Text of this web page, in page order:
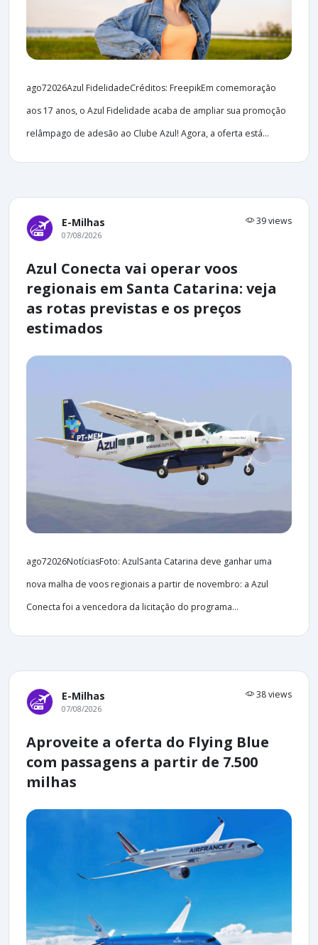
ago72026Azul FidelidadeCréditos: FreepikEm comemoração
aos 17 anos, o Azul Fidelidade acaba de ampliar sua promoção
relâmpago de adesão ao Clube Azul! Agora, a oferta está...
E-Milhas 39 views
07/08/2026
Azul Conecta vai operar voos
regionais em Santa Catarina: veja
as rotas previstas e os preços
estimados
ago72026NotíciasFoto: AzulSanta Catarina deve ganhar uma
nova malha de voos regionais a partir de novembro: a Azul
Conecta foi a vencedora da licitação do programa...
E-Milhas 38 views
07/08/2026
Aproveite a oferta do Flying Blue
com passagens a partir de 7.500
milhas